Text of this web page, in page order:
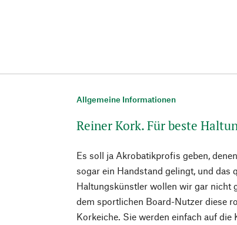
Allgemeine Informationen
Reiner Kork. Für beste
Es soll ja Akrobatikprofis geben,
sogar ein Handstand gelingt, und das
Haltungskünstler wollen wir gar nicht
dem sportlichen Board-Nutzer diese
Korkeiche. Sie werden einfach auf die